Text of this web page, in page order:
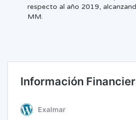
respecto al año 2019,
MM.